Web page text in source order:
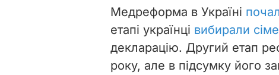
Медреформа в Україні
етапі українці вибирали
декларацію. Другий етап
року, але в підсумку його